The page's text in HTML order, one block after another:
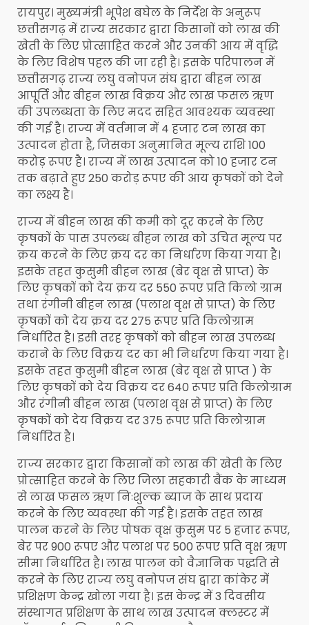
रायपुर। मुख्यमंत्री भूपेश बघेल के निर्देश के अनुरूप
छत्तीसगढ़ में राज्य सरकार द्वारा किसानों को लाख की
खेती के लिए प्रोत्साहित करने और उनकी आय में वृद्धि
के लिए विशेष पहल की जा रही है। इसके परिपालन में
छत्तीसगढ़ राज्य लघु वनोपज संघ द्वारा बीहन लाख
आपूर्ति और बीहन लाख विक्रय और लाख फसल ऋण
की उपलब्धता के लिए मदद सहित आवश्यक व्यवस्था
की गई है। राज्य में वर्तमान में 4 हजार टन लाख का
उत्पादन होता है, जिसका अनुमानित मूल्य राशि 100
करोड़ रूपए है। राज्य में लाख उत्पादन को 10 हजार टन
तक बढ़ाते हुए 250 करोड़ रूपए की आय कृषकों को देने
का लक्ष्य है।
राज्य में बीहन लाख की कमी को दूर करने के लिए
कृषकों के पास उपलब्ध बीहन लाख को उचित मूल्य पर
क्रय करने के लिए क्रय दर का निर्धारण किया गया है।
इसके तहत कुसुमी बीहन लाख (बेर वृक्ष से प्राप्त) के
लिए कृषकों को देय क्रय दर 550 रूपए प्रति किलो ग्राम
तथा रंगीनी बीहन लाख (पलाश वृक्ष से प्राप्त) के लिए
कृषकों को देय क्रय दर 275 रूपए प्रति किलोग्राम
निर्धारित है। इसी तरह कृषकों को बीहन लाख उपलब्ध
कराने के लिए विक्रय दर का भी निर्धारण किया गया है।
इसके तहत कुसुमी बीहन लाख (बेर वृक्ष से प्राप्त ) के
लिए कृषकों को देय विक्रय दर 640 रूपए प्रति किलोग्राम
और रंगीनी बीहन लाख (पलाश वृक्ष से प्राप्त) के लिए
कृषकों को देय विक्रय दर 375 रूपए प्रति किलोग्राम
निर्धारित है।
राज्य सरकार द्वारा किसानों को लाख की खेती के लिए
प्रोत्साहित करने के लिए जिला सहकारी बैंक के माध्यम
से लाख फसल ऋण निःशुल्क ब्याज के साथ प्रदाय
करने के लिए व्यवस्था की गई है। इसके तहत लाख
पालन करने के लिए पोषक वृक्ष कुसुम पर 5 हजार रूपए,
बेर पर 900 रूपए और पलाश पर 500 रूपए प्रति वृक्ष ऋण
सीमा निर्धारित है। लाख पालन को वैज्ञानिक पद्धति से
करने के लिए राज्य लघु वनोपज संघ द्वारा कांकेर में
प्रशिक्षण केन्द्र खोला गया है। इस केन्द्र में 3 दिवसीय
संस्थागत प्रशिक्षण के साथ लाख उत्पादन क्लस्टर में